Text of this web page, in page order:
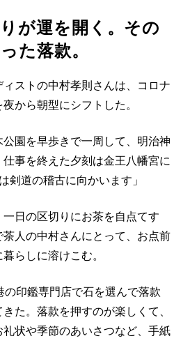
が運を開く。その
た落款。
ストの中村孝則さんは、コロナ
から朝型にシフトした。
公園を早歩きで一周して、明治神
事を終えた夕刻は金王八幡宮に
剣道の稽古に向かいます」
日の区切りにお茶を自点てす
人の中村さんにとって、お点前
らしに溶けこむ。
の印鑑専門店で石を選んで落款
きた。落款を押すのが楽しくて、
状や季節のあいさつなど、手紙